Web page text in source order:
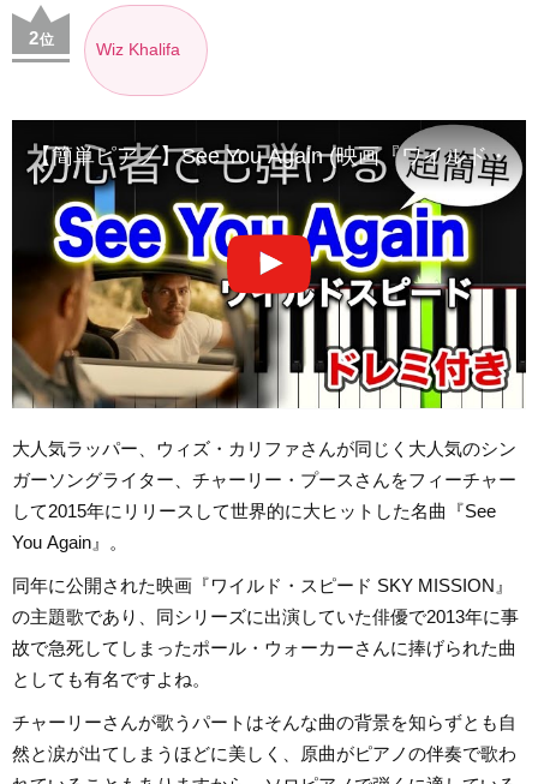
Wiz Khalifa
2位
【簡単ピアノ】See You Again (映画『ワイルド・
大人気ラッパー、ウィズ・カリファさんが同じく大人気のシン
ガーソングライター、チャーリー・プースさんをフィーチャー
して2015年にリリースして世界的に大ヒットした名曲『See
You Again』。
同年に公開された映画『ワイルド・スピード SKY MISSION』
の主題歌であり、同シリーズに出演していた俳優で2013年に事
故で急死してしまったポール・ウォーカーさんに捧げられた曲
としても有名ですよね。
チャーリーさんが歌うパートはそんな曲の背景を知らずとも自
然と涙が出てしまうほどに美しく、原曲がピアノの伴奏で歌わ